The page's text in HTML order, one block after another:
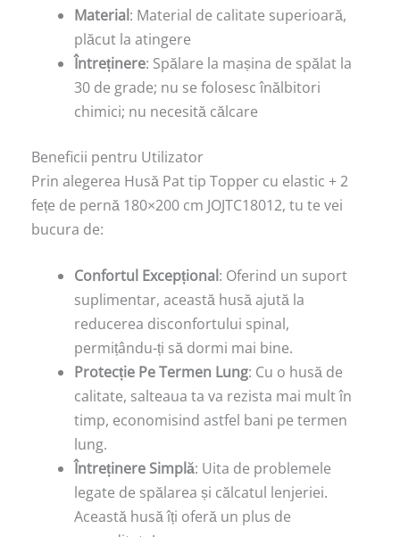
Material: Material de calitate superioară,
plăcut la atingere
Întreținere: Spălare la mașina de spălat la
30 de grade; nu se folosesc înălbitori
chimici; nu necesită călcare
Beneficii pentru Utilizator
Prin alegerea Husă Pat tip Topper cu elastic + 2
fețe de pernă 180×200 cm JOJTC18012, tu te vei
bucura de:
Confortul Excepțional: Oferind un suport
suplimentar, această husă ajută la
reducerea disconfortului spinal,
permițându-ți să dormi mai bine.
Protecție Pe Termen Lung: Cu o husă de
calitate, salteaua ta va rezista mai mult în
timp, economisind astfel bani pe termen
lung.
Întreținere Simplă: Uita de problemele
legate de spălarea și călcatul lenjeriei.
Această husă îți oferă un plus de